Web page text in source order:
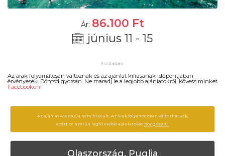
Ár: 86.100 Ft
június 11 - 15
Az árak folyamatosan változnak és az ajánlat kiírásanak időpontjában
érvényesek. Döntsd gyorsan. Ne maradj le a legjobb ajánlatokról, kövess minket
Facebookon!
Az ajánlat 453 napja nem frissült. Az árak folyamatosan változhatnak,
ezért célszerű a legfrissebb ajánlatokat böngészni.
Olaszország, Puglia